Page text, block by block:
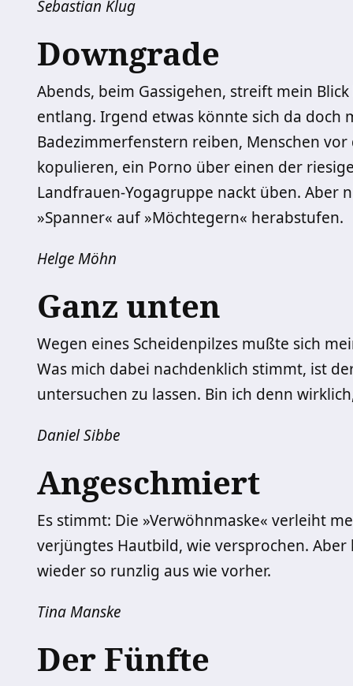
Sebastian Klug
Downgrade
Abends, beim Gassigehen, streift mein
entlang. Irgend etwas könnte sich da doch
Badezimmerfenstern reiben, Menschen
kopulieren, ein Porno über einen der
Landfrauen-Yogagruppe nackt üben. Aber
»Spanner« auf »Möchtegern« herabstufen.
Helge Möhn
Ganz unten
Wegen eines Scheidenpilzes mußte sich
Was mich dabei nachdenklich stimmt, ist
untersuchen zu lassen. Bin ich denn
Daniel Sibbe
Angeschmiert
Es stimmt: Die »Verwöhnmaske« verleiht
verjüngtes Hautbild, wie versprochen. Aber
wieder so runzlig aus wie vorher.
Tina Manske
Der Fünfte